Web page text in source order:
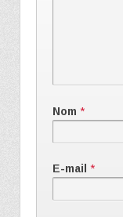
Nom *
E-mail *